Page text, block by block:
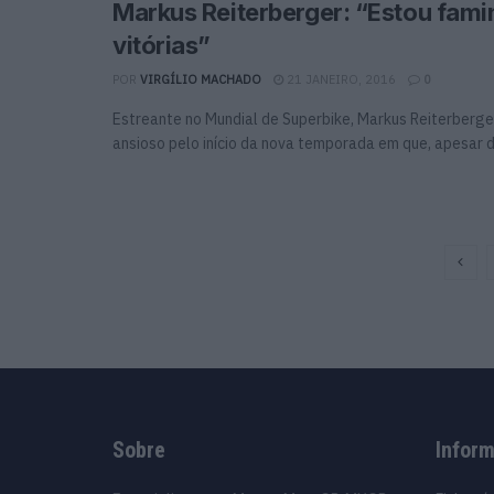
Markus Reiterberger: “Estou
vitórias”
VIRGÍLIO MACHADO 21 JANEIRO, 2016 0
Estreante no Mundial de Superbike, Markus
ansioso pelo início da nova temporada em que, apesar
Sobre